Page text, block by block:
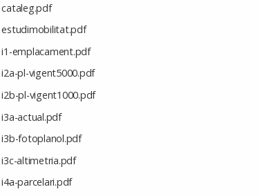
cataleg.pdf
estudimobilitat.pdf
i1-emplacament.pdf
i2a-pl-vigent5000.pdf
i2b-pl-vigent1000.pdf
i3a-actual.pdf
i3b-fotoplanol.pdf
i3c-altimetria.pdf
i4a-parcelari.pdf